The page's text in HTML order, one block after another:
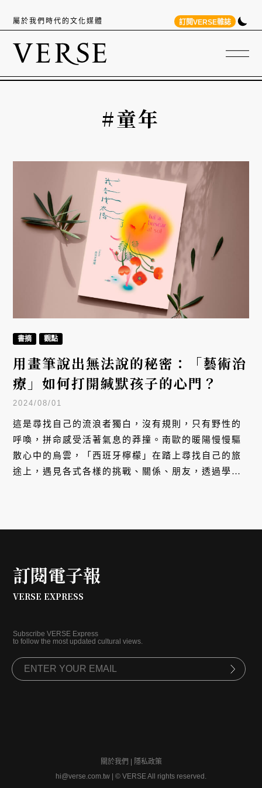
屬於我們時代的文化媒體 訂閱VERSE雜誌
#童年
書摘 觀點
用畫筆說出無法說的秘密：「藝術治
療」如何打開緘默孩子的心門？
2024/08/01
這是尋找自己的流浪者獨白，沒有規則，只有野性的
呼喚，拼命感受活著氣息的莽撞。南歐的暖陽慢慢驅
散心中的烏雲，「西班牙檸檬」在踏上尋找自己的旅
途上，遇見各式各樣的挑戰、關係、朋友，透過學習
訂閱電子報
VERSE EXPRESS
Subscribe VERSE Express
to follow the most updated cultural views.
關於我們
隱私政策
hi@verse.com.tw
© VERSE All rights reserved.